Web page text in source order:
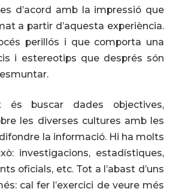
d’acord amb la impressió que
a partir d’aquesta experiència.
perillós i que comporta una
i estereotips que després són
és buscar dades objectives,
les diverses cultures amb les
la informació. Hi ha molts
investigacions, estadístiques,
oficials, etc. Tot a l’abast d’uns
cal fer l’exercici de veure més